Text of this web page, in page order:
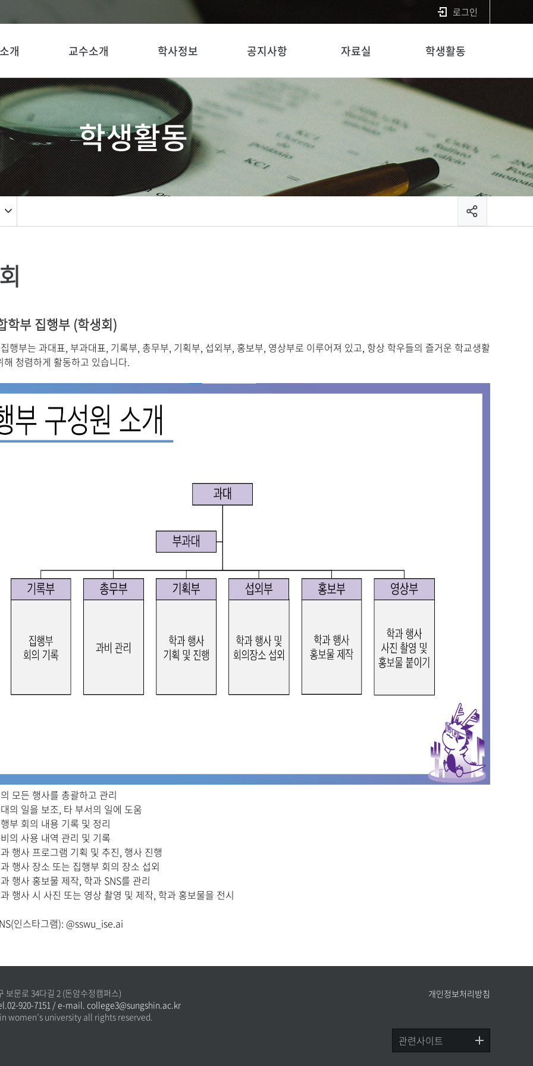
로그인
개 교수소개 학사정보 공지사항 자료실 학생활동
학생활동
학부 집행부 (학생회)
행부는 과대표, 부과대표, 기록부, 총무부, 기획부, 섭외부, 홍보부, 영상부로 이루어져 있고, 항상 학우들의 즐거운 학교생활
해 청렴하게 활동하고 있습니다.
모든 행사를 총괄하고 관리
의 일을 보조, 타 부서의 일에 도움
부 회의 내용 기록 및 정리
의 사용 내역 관리 및 기록
행사 프로그램 기획 및 추진, 행사 진행
행사 장소 또는 집행부 회의 장소 섭외
행사 홍보물 제작, 학과 SNS를 관리
행사 시 사진 또는 영상 촬영 및 제작, 학과 홍보물을 전시
인스타그램): @sswu_ise.ai
개인정보처리방침
관련사이트
보문로 34다길 2 (돈암수정캠퍼스)
920-7151 / e-mail. college3@sungshin.ac.kr
women’s university all rights reserved.